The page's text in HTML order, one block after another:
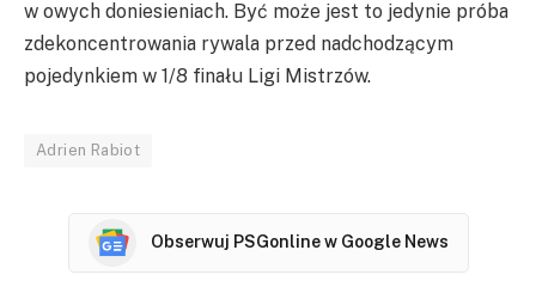
w owych doniesieniach. Być może jest to jedynie próba
zdekoncentrowania rywala przed nadchodzącym
pojedynkiem w 1/8 finału Ligi Mistrzów.
Adrien Rabiot
Obserwuj PSGonline w Google News